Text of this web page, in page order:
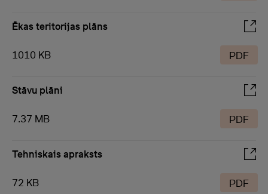
Ēkas teritorijas plāns
1010 KB PDF
Stāvu plāni
7.37 MB PDF
Tehniskais apraksts
72 KB PDF